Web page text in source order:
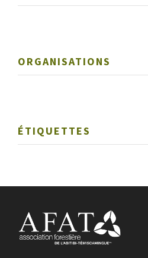
ORGANISATIONS
ÉTIQUETTES